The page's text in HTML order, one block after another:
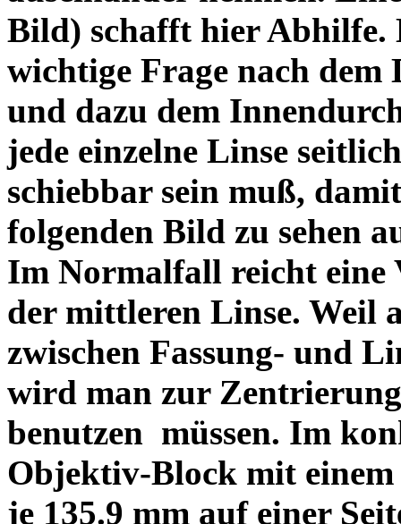
Bild) schafft hier Abhilfe.
wichtige Frage nach dem
und dazu dem
jede einzelne Linse
schiebbar sein muß,
folgenden Bild zu sehen
Im Normalfall reicht eine
der mittleren Linse. Weil
zwischen Fassung- und
wird man zur
benutzen müssen. Im
Objektiv-Block mit einem
je 135.9 mm auf einer